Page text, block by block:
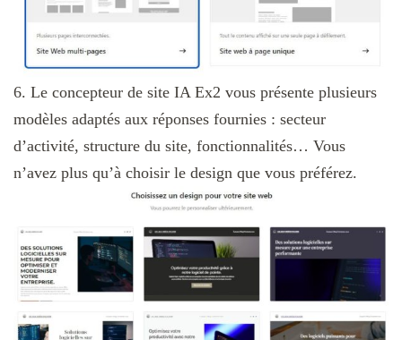
6. Le concepteur de site IA Ex2 vous présente plusieurs
modèles adaptés aux réponses fournies : secteur
d’activité, structure du site, fonctionnalités… Vous
n’avez plus qu’à choisir le design que vous préférez.